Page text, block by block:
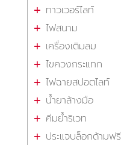
ทาวเวอร์ไลท์
ไฟสนาม
เครื่องเติมลม
ไขควงกระแทก
ไฟฉายสปอตไลท์
น้ำยาล้างมือ
คีมย้ำริเวท
ประแจบล็อกด้ามฟรี